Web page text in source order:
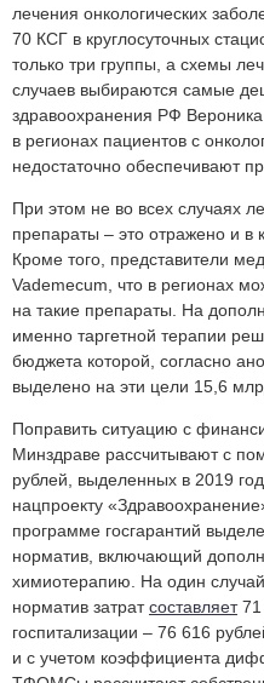
лечения онкологических
70 КСГ в круглосуточных
только три группы, а схемы
случаев выбираются самые
здравоохранения РФ
в регионах пациентов с
недостаточно обеспечивают
При этом не во всех случаях
препараты – это отражено и в
Кроме того, представители
Vademecum, что в регионах
на такие препараты. На
именно таргетной терапии
бюджета которой, согласно
выделено на эти цели 15,6
Поправить ситуацию с
Минздраве рассчитывают с
рублей, выделенных в 2019
нацпроекту
программе госгарантий
норматив, включающий
химиотерапию. На один
норматив затратсоставляет71
госпитализации – 76 616
и с учетом коэффициента